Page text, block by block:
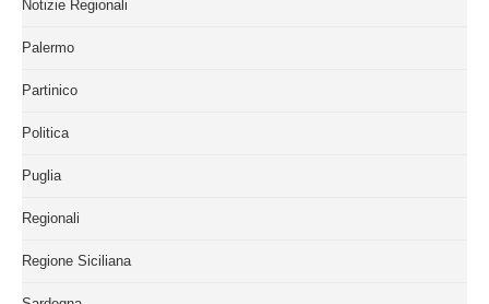
Notizie Regionali
Palermo
Partinico
Politica
Puglia
Regionali
Regione Siciliana